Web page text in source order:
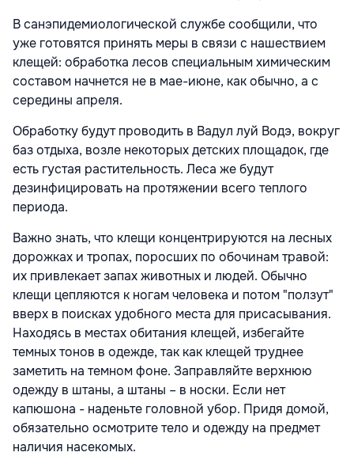
В санэпидемиологической службе сообщили, что
уже готовятся принять меры в связи с нашествием
клещей: обработка лесов специальным химическим
составом начнется не в мае-июне, как обычно, а с
середины апреля.
Обработку будут проводить в Вадул луй Водэ, вокруг
баз отдыха, возле некоторых детских площадок, где
есть густая растительность. Леса же будут
дезинфицировать на протяжении всего теплого
периода.
Важно знать, что клещи концентрируются на лесных
дорожках и тропах, поросших по обочинам травой:
их привлекает запах животных и людей. Обычно
клещи цепляются к ногам человека и потом "ползут"
вверх в поисках удобного места для присасывания.
Находясь в местах обитания клещей, избегайте
темных тонов в одежде, так как клещей труднее
заметить на темном фоне. Заправляйте верхнюю
одежду в штаны, а штаны – в носки. Если нет
капюшона - наденьте головной убор. Придя домой,
обязательно осмотрите тело и одежду на предмет
наличия насекомых.